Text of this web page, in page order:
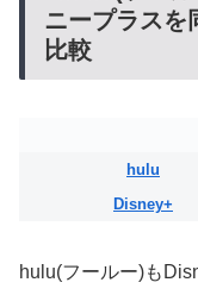
ニープラスを
比較
hulu
Disney+
hulu(フールー)も